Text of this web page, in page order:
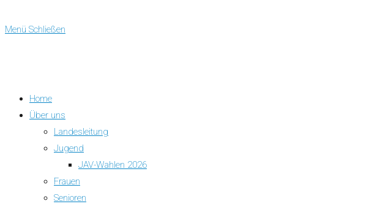
Menü Schließen
Home
Über uns
Landesleitung
Jugend
JAV-Wahlen 2026
Frauen
Senioren